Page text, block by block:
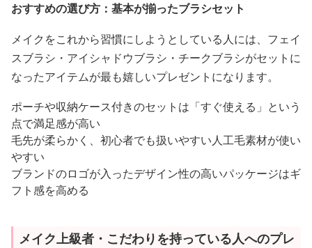
おすすめの選び方：基本が揃ったブラシセット
メイクをこれから習慣にしようとしている人には、フェイ
スブラシ・アイシャドウブラシ・チークブラシがセットに
なったアイテムが最も嬉しいプレゼントになります。
ポーチや収納ケース付きのセットは「すぐ使える」という
点で満足感が高い
毛先が柔らかく、初心者でも扱いやすい人工毛素材が使い
やすい
ブランドのロゴが入ったデザイン性の高いパッケージはギ
フト感を高める
メイク上級者・こだわりを持っている人へのプレ